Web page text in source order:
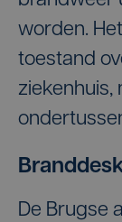
worden.
toestand
ziekenhuis,
De Brugse